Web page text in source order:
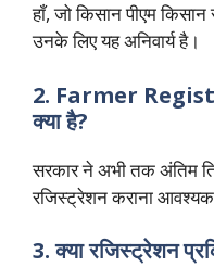
हाँ, जो किसान पीएम
उनके लिए यह अनिवार्य है।
2. Farmer
क्या है?
सरकार ने अभी तक अंतिम
रजिस्ट्रेशन कराना
3. क्या रजिस्ट्रेशन